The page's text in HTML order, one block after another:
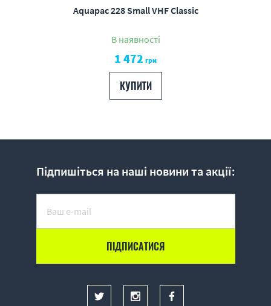
Aquapac 228 Small VHF Classic
В наявності
1 472 грн
КУПИТИ
Підпишіться на наші новини та акції: